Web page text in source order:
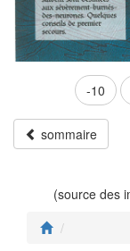
-10
sommaire
(source des